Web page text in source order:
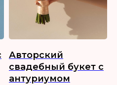
Авторский
свадебный букет с
антуриумом